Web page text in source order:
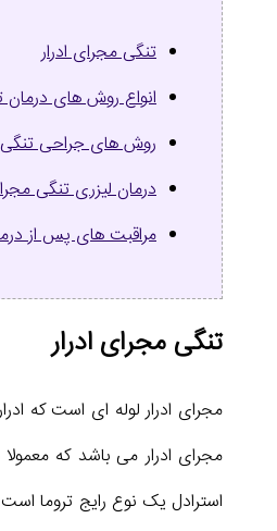
تنگی مجرای ادرار
انواع روش های درمان
روش های جراحی تنگی
درمان لیزری تنگی
مراقبت های پس از
تنگی مجرای ادرار
مجرای ادرار لوله ای است که
مجرای ادرار می باشد که
استرادل یک نوع رایج تروما